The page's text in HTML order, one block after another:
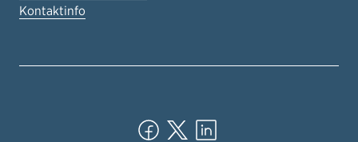
Kontaktinfo